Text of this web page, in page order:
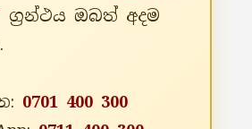
ග්‍රන්ථය ඔබත් අදම
0701 400 300